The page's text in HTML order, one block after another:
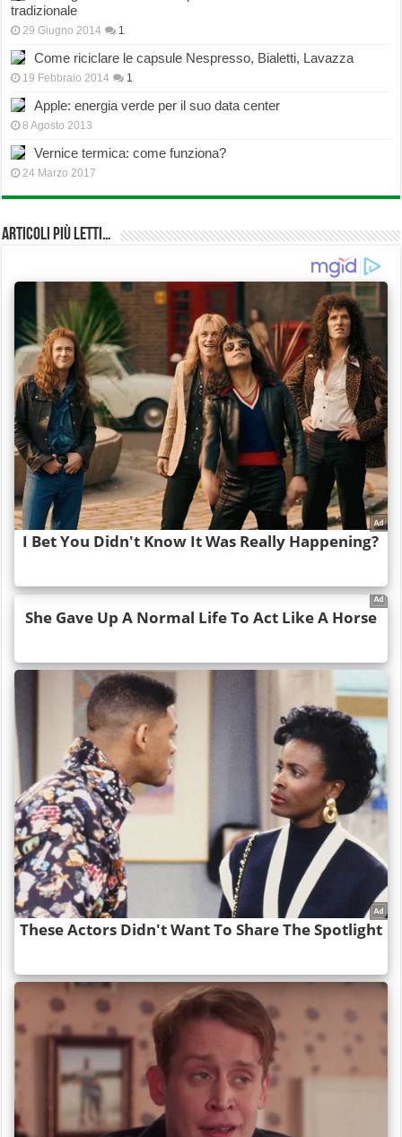
tradizionale
29 Giugno 2014 1
Come riciclare le capsule Nespresso, Bialetti, Lavazza
19 Febbraio 2014 1
Apple: energia verde per il suo data center
8 Agosto 2013
Vernice termica: come funziona?
24 Marzo 2017
Articoli più Letti…